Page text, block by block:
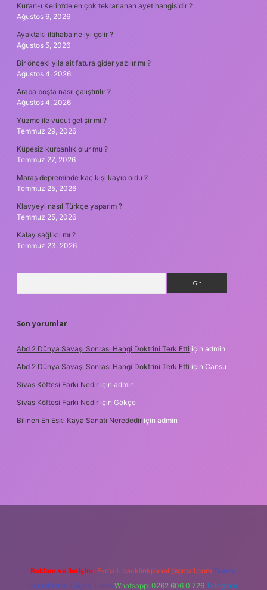
Kur’an-ı Kerim’de en çok tekrarlanan ayet hangisidir ?
Ağustos 6, 2026
Ayaktaki iltihaba ne iyi gelir ?
Ağustos 5, 2026
Bir önceki yıla ait fatura gider yazılır mı ?
Ağustos 4, 2026
Araba boşta nasıl çalıştırılır ?
Ağustos 4, 2026
Yüzme ile vücut gelişir mi ?
Temmuz 29, 2026
Küpesiz kurbanlık olur mu ?
Temmuz 27, 2026
Maraş depreminde kaç kişi kayıp oldu ?
Temmuz 25, 2026
Klavyeyi nasıl Türkçe yaparim ?
Temmuz 25, 2026
Kalay sağlıklı mı ?
Temmuz 23, 2026
Son yorumlar
Abd 2 Dünya Savaşı Sonrası Hangi Doktrini Terk Etti için admin
Abd 2 Dünya Savaşı Sonrası Hangi Doktrini Terk Etti için Cansu
Sivas Köftesi Farkı Nedir için admin
Sivas Köftesi Farkı Nedir için Gökçe
Bilinen En Eski Kaya Sanatı Nerededir için admin
Reklam ve İletişim: E-mail: backlinkpaneli@gmail.com Teams:
forumhizmeti@gmail.com Whatsapp: 0262 606 0 726 Telegram: